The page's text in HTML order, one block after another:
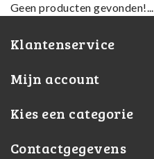
Geen producten gevonden!...
Klantenservice
Mijn account
Kies een categorie
Contactgegevens